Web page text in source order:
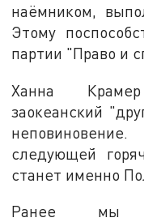
наёмником,
Этому
партии "Право и
Ханна
заокеанский
следующей
станет именно
Ранее мы